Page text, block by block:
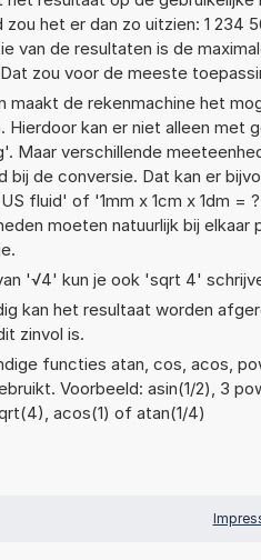
zou het er dan zo uitzien: 1 234
van de resultaten is de
zou voor de meeste
maakt de rekenmachine het
Hierdoor kan er niet alleen met
Maar verschillende
bij de conversie. Dat kan er
US fluid' of '1mm x 1cm x 1dm
moeten natuurlijk bij
'√4' kun je ook 'sqrt 4'
kan het resultaat worden
zinvol is.
functies atan, cos, acos,
Voorbeeld: asin(1/2), 3
acos(1) of atan(1/4)